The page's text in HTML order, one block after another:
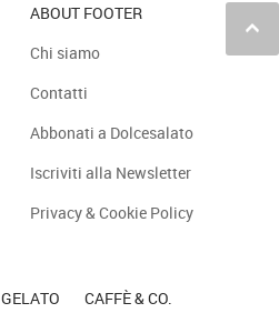
keyboard_arrow_up
ABOUT FOOTER
Chi siamo
Contatti
Abbonati a Dolcesalato
Iscriviti alla Newsletter
Privacy & Cookie Policy
GELATO CAFFÈ & CO.